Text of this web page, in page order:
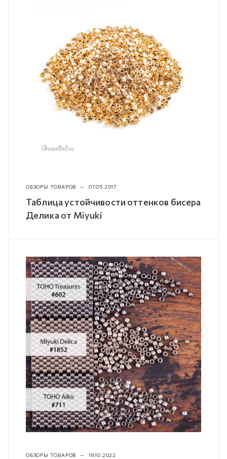
ОБЗОРЫ ТОВАРОВ — 07.05.2017
Таблица устойчивости оттенков бисера
Делика от Miyuki
ОБЗОРЫ ТОВАРОВ — 19.10.2022